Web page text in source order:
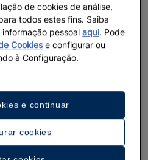
de cookies de análise,
todos estes fins. Saiba
informação pessoalaqui. Pode
Cookiese configurar ou
à Configuração.
cookies
e continuar